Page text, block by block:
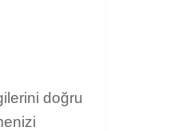
doğru